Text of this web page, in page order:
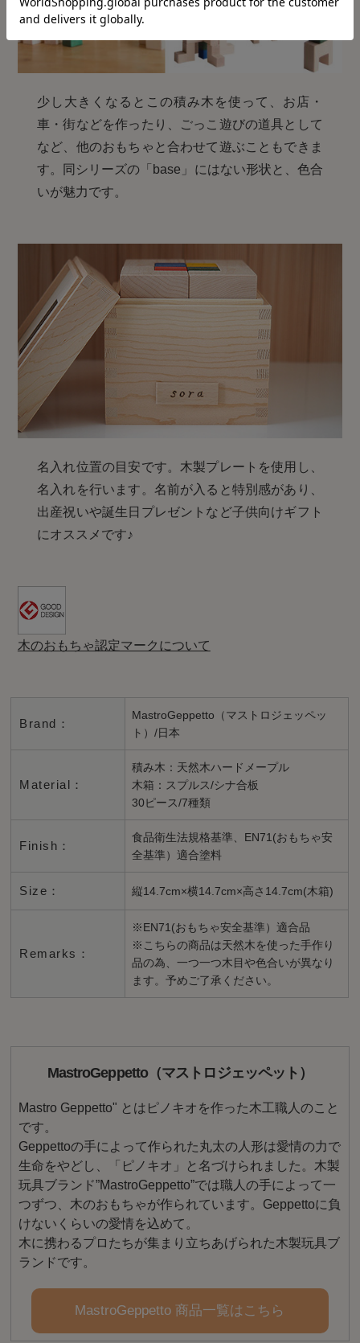
少し大きくなるとこの積み木を使って、お店・
車・街などを作ったり、ごっこ遊びの道具として
など、他のおもちゃと合わせて遊ぶこともできま
す。同シリーズの「base」にはない形状と、色合
いが魅力です。
名入れ位置の目安です。木製プレートを使用し、
名入れを行います。名前が入ると特別感があり、
出産祝いや誕生日プレゼントなど子供向けギフト
にオススメです♪
木のおもちゃ認定マークについて
Brand：
MastroGeppetto（マストロジェッペッ
ト）/日本
Material：
積み木：天然木ハードメープル
木箱：スプルス/シナ合板
30ピース/7種類
Finish：
食品衛生法規格基準、EN71(おもちゃ安
全基準）適合塗料
Size： 縦14.7cm×横14.7cm×高さ14.7cm(木箱)
Remarks：
※EN71(おもちゃ安全基準）適合品
※こちらの商品は天然木を使った手作り
品の為、一つ一つ木目や色合いが異なり
ます。予めご了承ください。
MastroGeppetto（マストロジェッペット）
Mastro Geppetto" とはピノキオを作った木工職人のこと
です。
Geppettoの手によって作られた丸太の人形は愛情の力で
生命をやどし、「ピノキオ」と名づけられました。木製
玩具ブランド”MastroGeppetto”では職人の手によって一
つずつ、木のおもちゃが作られています。Geppettoに負
けないくらいの愛情を込めて。
木に携わるプロたちが集まり立ちあげられた木製玩具ブ
ランドです。
MastroGeppetto 商品一覧はこちら